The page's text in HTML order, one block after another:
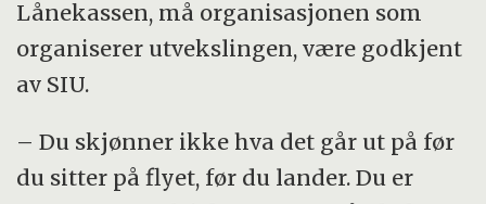
Lånekassen, må organisasjonen som
organiserer utvekslingen, være godkjent
av SIU.
– Du skjønner ikke hva det går ut på før
du sitter på flyet, før du lander. Du er